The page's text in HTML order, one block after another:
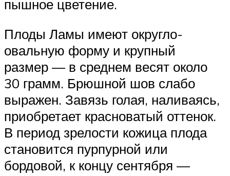
пышное цветение.
Плоды Ламы имеют округло-
овальную форму и крупный
размер — в среднем весят около
30 грамм. Брюшной шов слабо
выражен. Завязь голая, наливаясь,
приобретает красноватый оттенок.
В период зрелости кожица плода
становится пурпурной или
бордовой, к концу сентября —